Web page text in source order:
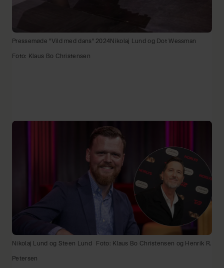
Pressemøde "Vild med dans" 2024Nikolaj Lund og Dot Wessman
Foto: Klaus Bo Christensen
Nikolaj Lund og Steen Lund Foto: Klaus Bo Christensen og Henrik R.
Petersen